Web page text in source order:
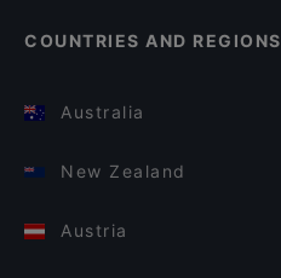
COUNTRIES AND REGIONS
Australia
New Zealand
Austria